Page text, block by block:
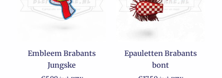
Embleem Brabants
Jungske
Epauletten Brabants
bont